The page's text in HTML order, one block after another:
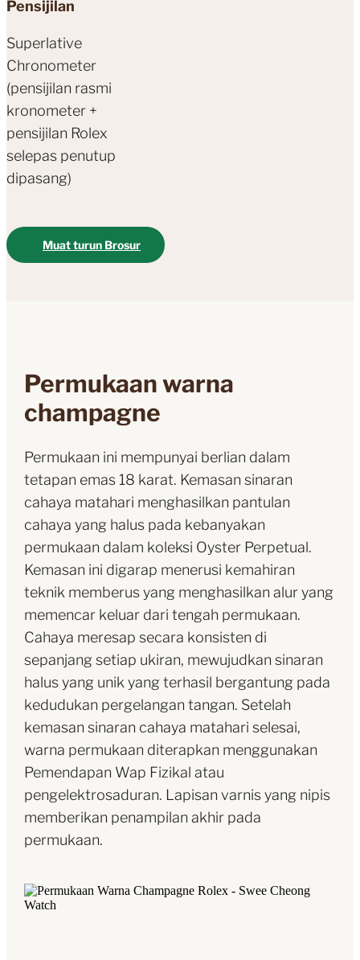
Pensijilan
Superlative
Chronometer
(pensijilan rasmi
kronometer +
pensijilan Rolex
selepas penutup
dipasang)
Muat turun Brosur
Permukaan warna
champagne
Permukaan ini mempunyai berlian dalam
tetapan emas 18 karat. Kemasan sinaran
cahaya matahari menghasilkan pantulan
cahaya yang halus pada kebanyakan
permukaan dalam koleksi Oyster Perpetual.
Kemasan ini digarap menerusi kemahiran
teknik memberus yang menghasilkan alur yang
memencar keluar dari tengah permukaan.
Cahaya meresap secara konsisten di
sepanjang setiap ukiran, mewujudkan sinaran
halus yang unik yang terhasil bergantung pada
kedudukan pergelangan tangan. Setelah
kemasan sinaran cahaya matahari selesai,
warna permukaan diterapkan menggunakan
Pemendapan Wap Fizikal atau
pengelektrosaduran. Lapisan varnis yang nipis
memberikan penampilan akhir pada
permukaan.